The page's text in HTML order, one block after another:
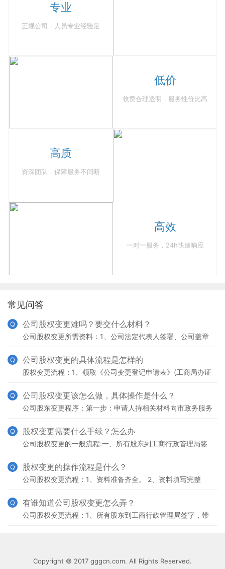
专业
正规公司，人员专业经验足
低价
收费合理透明，服务性价比高
高质
资深团队，保障服务不间断
高效
一对一服务，24h快速响应
常见问答
公司股权变更难吗？要交什么材料？
公司股权变更所需资料：1、公司法定代表人签署、公司盖章
理人的证明》(公司加盖公章);及指定代表或委托代理人
Q
公司股权变更的具体流程是怎样的
股权变更流程：1、领取《公司变更登记申请表》(工商局办证
章，整理公司章程修正案、股东会决议、股权转让协议
Q
公司股权变更该怎么做，具体操作是什么？
公司股东变更程序：第一步：申请人持相关材料向市政务服务
理通知书》或者《申请材料接收单》;不符合受理条件的，
Q
股权变更需要什么手续？怎么办
公司股权变更的一般流程:一、所有股东到工商行政管理局签
东会决议、新股东会决议、新公司章程三、工商局会经公司
Q
股权变更的操作流程是什么？
公司股权变更流程：1、资料准备齐全。 2、资料填写完整
待通知去领营业执照。 4、之后去地税局办理税务登记
Q
有谁知道公司股权变更怎么弄？
公司股权变更流程：1、所有股东到工商行政管理局签字，带
Q
Copyright © 2017 gggcn.com. All Rights Reserved.